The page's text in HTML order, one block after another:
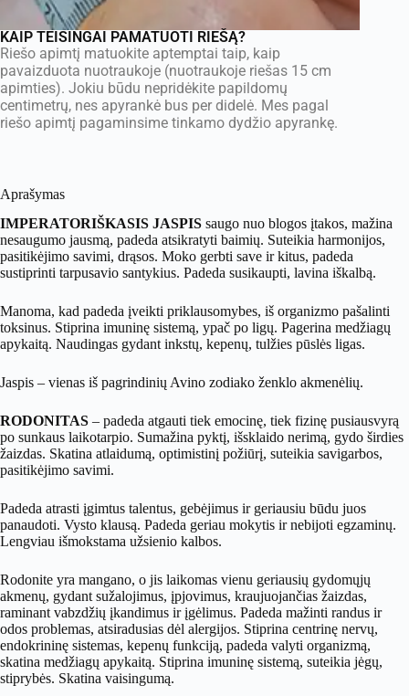
KAIP TEISINGAI PAMATUOTI RIEŠĄ?
Riešo apimtį matuokite aptemptai taip, kaip
pavaizduota nuotraukoje (nuotraukoje riešas 15 cm
apimties). Jokiu būdu nepridėkite papildomų
centimetrų, nes apyrankė bus per didelė. Mes pagal
riešo apimtį pagaminsime tinkamo dydžio apyrankę.
Aprašymas
IMPERATORIŠKASIS JASPIS saugo nuo blogos įtakos, mažina
nesaugumo jausmą, padeda atsikratyti baimių. Suteikia harmonijos,
pasitikėjimo savimi, drąsos. Moko gerbti save ir kitus, padeda
sustiprinti tarpusavio santykius. Padeda susikaupti, lavina iškalbą.
Manoma, kad padeda įveikti priklausomybes, iš organizmo pašalinti
toksinus. Stiprina imuninę sistemą, ypač po ligų. Pagerina medžiagų
apykaitą. Naudingas gydant inkstų, kepenų, tulžies pūslės ligas.
Jaspis – vienas iš pagrindinių Avino zodiako ženklo akmenėlių.
RODONITAS – padeda atgauti tiek emocinę, tiek fizinę pusiausvyrą
po sunkaus laikotarpio. Sumažina pyktį, išsklaido nerimą, gydo širdies
žaizdas. Skatina atlaidumą, optimistinį požiūrį, suteikia savigarbos,
pasitikėjimo savimi.
Padeda atrasti įgimtus talentus, gebėjimus ir geriausiu būdu juos
panaudoti. Vysto klausą. Padeda geriau mokytis ir nebijoti egzaminų.
Lengviau išmokstama užsienio kalbos.
Rodonite yra mangano, o jis laikomas vienu geriausių gydomųjų
akmenų, gydant sužalojimus, įpjovimus, kraujuojančias žaizdas,
raminant vabzdžių įkandimus ir įgėlimus. Padeda mažinti randus ir
odos problemas, atsiradusias dėl alergijos. Stiprina centrinę nervų,
endokrininę sistemas, kepenų funkciją, padeda valyti organizmą,
skatina medžiagų apykaitą. Stiprina imuninę sistemą, suteikia jėgų,
stiprybės. Skatina vaisingumą.